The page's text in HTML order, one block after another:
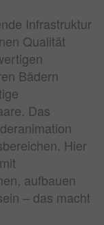
Infrastruktur
Qualität
Bädern
Das
Hier
aufbauen
– das macht